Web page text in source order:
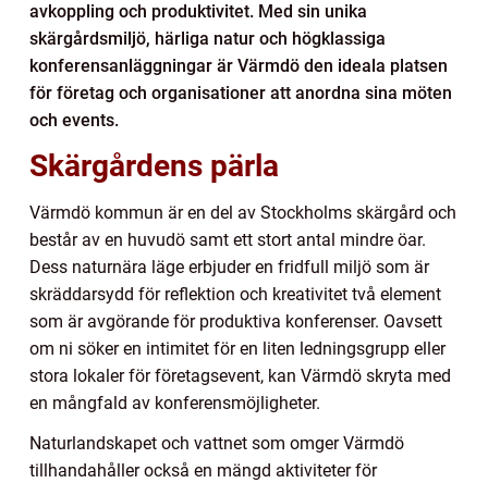
avkoppling och produktivitet. Med sin unika
skärgårdsmiljö, härliga natur och högklassiga
konferensanläggningar är Värmdö den ideala platsen
för företag och organisationer att anordna sina möten
och events.
Skärgårdens pärla
Värmdö kommun är en del av Stockholms skärgård och
består av en huvudö samt ett stort antal mindre öar.
Dess naturnära läge erbjuder en fridfull miljö som är
skräddarsydd för reflektion och kreativitet två element
som är avgörande för produktiva konferenser. Oavsett
om ni söker en intimitet för en liten ledningsgrupp eller
stora lokaler för företagsevent, kan Värmdö skryta med
en mångfald av konferensmöjligheter.
Naturlandskapet och vattnet som omger Värmdö
tillhandahåller också en mängd aktiviteter för